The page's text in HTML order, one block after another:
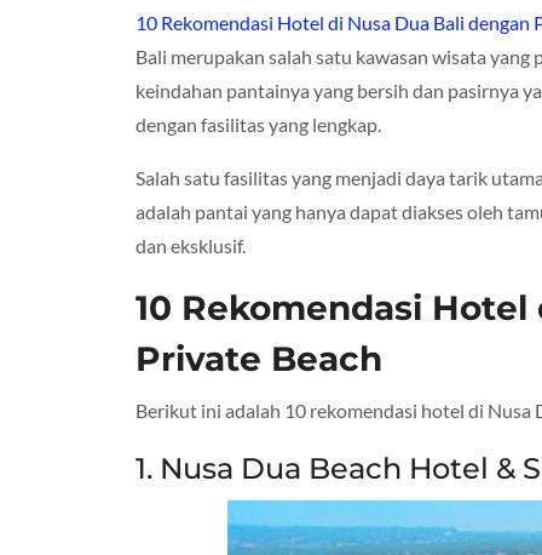
10 Rekomendasi Hotel di Nusa Dua Bali
Bali merupakan salah satu kawasan wisata
keindahan pantainya yang bersih dan pasirnya
dengan fasilitas yang lengkap.
Salah satu fasilitas yang menjadi daya tarik
adalah pantai yang hanya dapat diakses oleh
dan eksklusif.
10 Rekomendasi
Private Beach
Berikut ini adalah 10 rekomendasi hotel di Nusa
1. Nusa Dua Beach Hotel &